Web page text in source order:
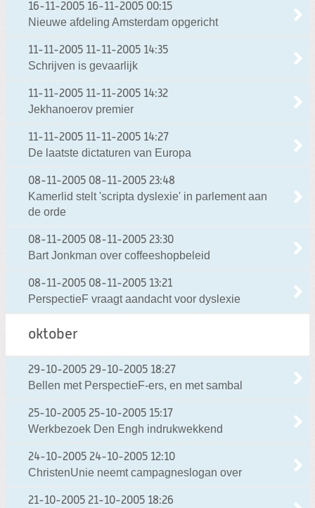
16-11-2005 16-11-2005 00:15
Nieuwe afdeling Amsterdam opgericht
11-11-2005 11-11-2005 14:35
Schrijven is gevaarlijk
11-11-2005 11-11-2005 14:32
Jekhanoerov premier
11-11-2005 11-11-2005 14:27
De laatste dictaturen van Europa
08-11-2005 08-11-2005 23:48
Kamerlid stelt 'scripta dyslexie' in parlement aan
de orde
08-11-2005 08-11-2005 23:30
Bart Jonkman over coffeeshopbeleid
08-11-2005 08-11-2005 13:21
PerspectieF vraagt aandacht voor dyslexie
oktober
29-10-2005 29-10-2005 18:27
Bellen met PerspectieF-ers, en met sambal
25-10-2005 25-10-2005 15:17
Werkbezoek Den Engh indrukwekkend
24-10-2005 24-10-2005 12:10
ChristenUnie neemt campagneslogan over
21-10-2005 21-10-2005 18:26